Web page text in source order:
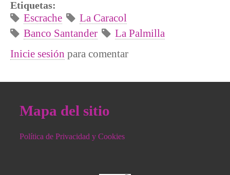
Etiquetas:
Escrache
La Caracol
Banco Santander
La Palmilla
Inicie sesión para comentar
Mapa del sitio
Política de Privacidad y Cookies